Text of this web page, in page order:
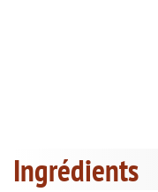
Ingrédients